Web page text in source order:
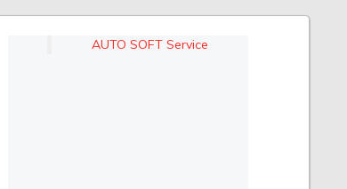
AUTO SOFT Service